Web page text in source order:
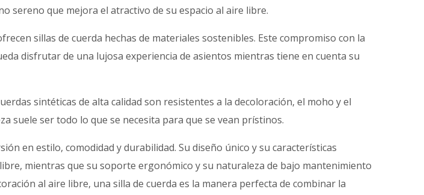
sereno que mejora el atractivo de su espacio al aire libre.
sillas de cuerda hechas de materiales sostenibles. Este compromiso con la
disfrutar de una lujosa experiencia de asientos mientras tiene en cuenta su
sintéticas de alta calidad son resistentes a la decoloración, el moho y el
suele ser todo lo que se necesita para que se vean prístinos.
en estilo, comodidad y durabilidad. Su diseño único y su características
mientras que su soporte ergonómico y su naturaleza de bajo mantenimiento
al aire libre, una silla de cuerda es la manera perfecta de combinar la